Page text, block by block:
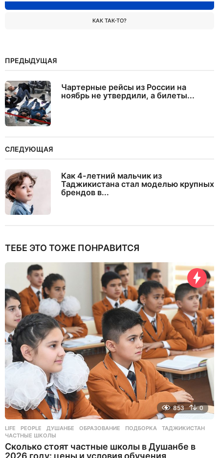
КАК ТАК-ТО?
ПРЕДЫДУЩАЯ
Чартерные рейсы из России на
ноябрь не утвердили, а билеты...
СЛЕДУЮЩАЯ
Как 4-летний мальчик из
Таджикистана стал моделью крупных
брендов в...
ТЕБЕ ЭТО ТОЖЕ ПОНРАВИТСЯ
853 0
LIFE ,PEOPLE ДУШАНБЕ ,ОБРАЗОВАНИЕ ,ПОДБОРКА ,ТАДЖИКИСТАН
ЧАСТНЫЕ ШКОЛЫ
Сколько стоят частные школы в Душанбе в
2026 году: цены и условия обучения